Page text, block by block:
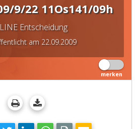
9/22 11Os141/09h
Entscheidung
am 22.09.2009
merken